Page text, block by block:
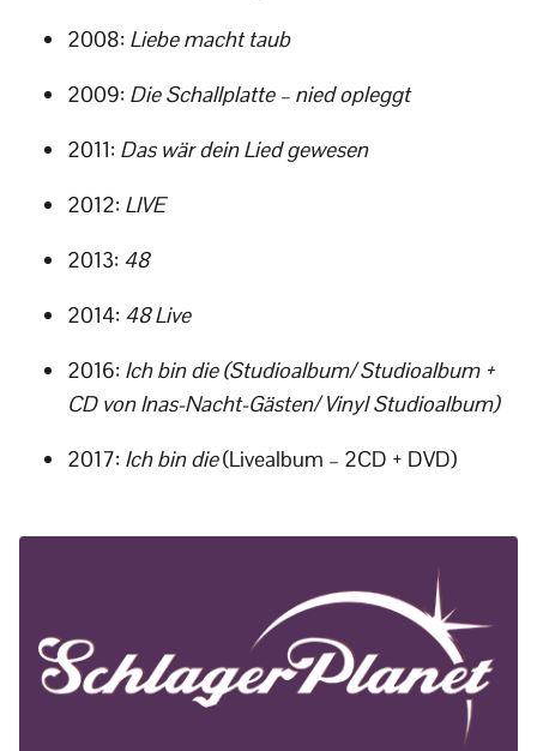
2008: Liebe macht taub
2009: Die Schallplatte – nied opleggt
2011: Das wär dein Lied gewesen
2012: LIVE
2013: 48
2014: 48 Live
2016: Ich bin die (Studioalbum/ Studioalbum +
CD von Inas-Nacht-Gästen/ Vinyl Studioalbum)
2017: Ich bin die(Livealbum – 2CD + DVD)